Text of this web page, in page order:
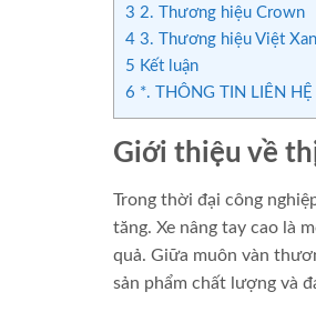
3 2. Thương hiệu Crown
4 3. Thương hiệu Việt
5 Kết luận
6 *. THÔNG TIN LIÊN HỆ
Giới thiệu về
Trong thời đại công
tăng. Xe nâng tay cao là
quả. Giữa muôn vàn
sản phẩm chất lượng và